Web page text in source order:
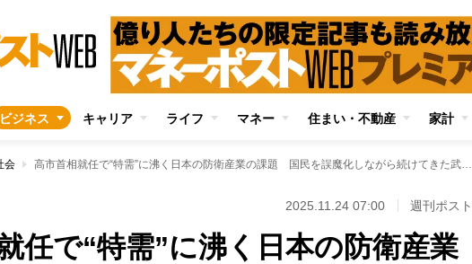
ビジネス キャリア ライフ マネー 住まい・不動産 家計
会 高市首相就任で“特需”に沸く日本の防衛産業の課題 国民を誤魔化しながら続けてきた武器輸出拡大は限界へ、「安全保障のために必要だと正面から議論すべき」の指摘
2025.11.24 07:00 週刊ポスト
任で“特需”に沸く日本の防衛産業